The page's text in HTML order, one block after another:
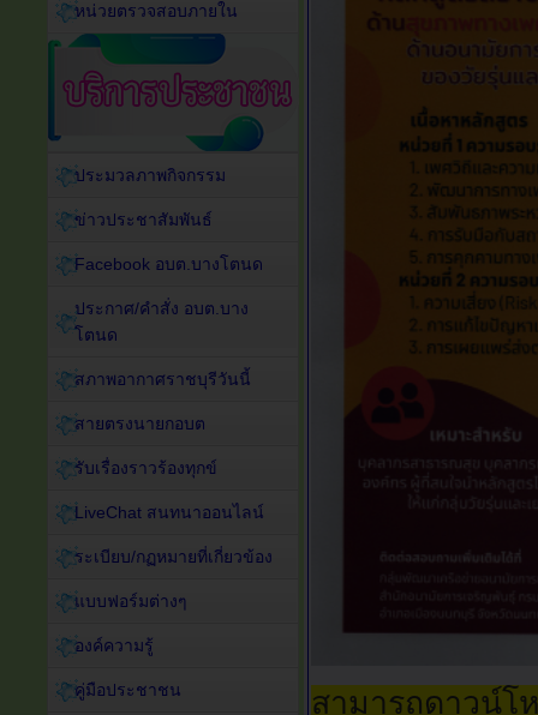
สามารถดาวน์โ
หน่วยตรวจสอบภายใน
ประมวลภาพกิจกรรม
ข่าวประชาสัมพันธ์
Facebook อบต.บางโตนด
ประกาศ/คำสั่ง อบต.บาง
โตนด
สภาพอากาศราชบุรีวันนี้
สายตรงนายกอบต
รับเรื่องราวร้องทุกข์
LiveChat สนทนาออนไลน์
ระเบียบ/กฏหมายที่เกี่ยวข้อง
แบบฟอร์มต่างๆ
องค์ความรู้
คู่มือประชาชน